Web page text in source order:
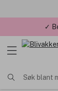
✓
Søk blant